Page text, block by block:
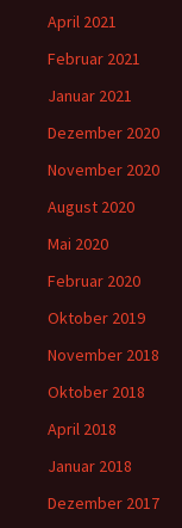
April 2021
Februar 2021
Januar 2021
Dezember 2020
November 2020
August 2020
Mai 2020
Februar 2020
Oktober 2019
November 2018
Oktober 2018
April 2018
Januar 2018
Dezember 2017